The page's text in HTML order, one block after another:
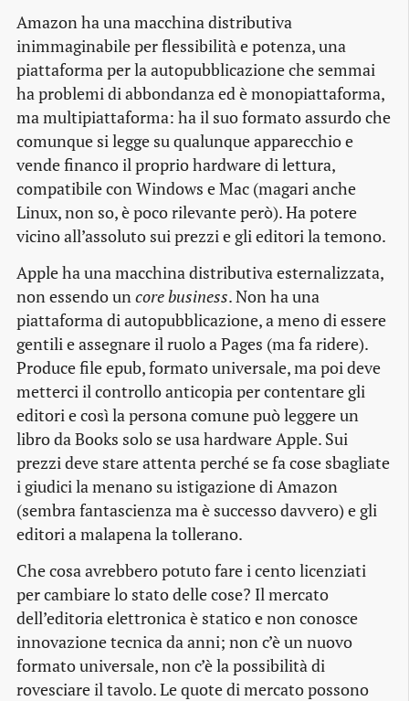
Amazon ha una macchina distributiva
inimmaginabile per flessibilità e potenza, una
piattaforma per la autopubblicazione che semmai
ha problemi di abbondanza ed è monopiattaforma,
ma multipiattaforma: ha il suo formato assurdo che
comunque si legge su qualunque apparecchio e
vende financo il proprio hardware di lettura,
compatibile con Windows e Mac (magari anche
Linux, non so, è poco rilevante però). Ha potere
vicino all’assoluto sui prezzi e gli editori la temono.
Apple ha una macchina distributiva esternalizzata,
non essendo un core business. Non ha una
piattaforma di autopubblicazione, a meno di essere
gentili e assegnare il ruolo a Pages (ma fa ridere).
Produce file epub, formato universale, ma poi deve
metterci il controllo anticopia per contentare gli
editori e così la persona comune può leggere un
libro da Books solo se usa hardware Apple. Sui
prezzi deve stare attenta perché se fa cose sbagliate
i giudici la menano su istigazione di Amazon
(sembra fantascienza ma è successo davvero) e gli
editori a malapena la tollerano.
Che cosa avrebbero potuto fare i cento licenziati
per cambiare lo stato delle cose? Il mercato
dell’editoria elettronica è statico e non conosce
innovazione tecnica da anni; non c’è un nuovo
formato universale, non c’è la possibilità di
rovesciare il tavolo. Le quote di mercato possono